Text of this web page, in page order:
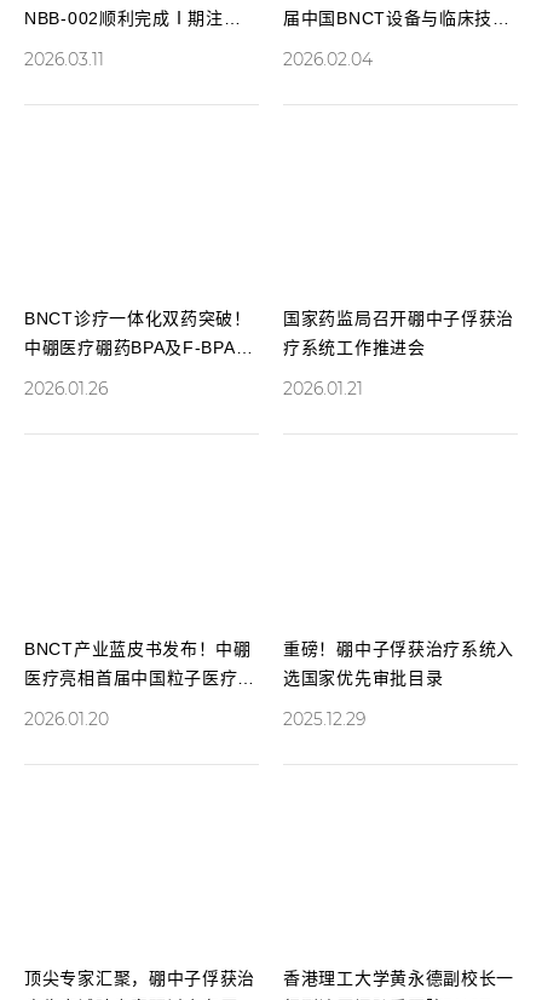
NBB-002顺利完成Ⅰ期注册
2026.03.11
届中国BNCT设备与临床技术
2026.02.04
BNCT诊疗一体化双药突破！
中硼医疗硼药BPA及F-BPA获
国家药监局突破性疗法认定
2026.01.26
国家药监局召开硼中子俘获治
疗系统工作推进会
2026.01.21
BNCT产业蓝皮书发布！中硼
医疗亮相首届中国粒子医疗盛
2026.01.20
重磅！硼中子俘获治疗系统入
选国家优先审批目录
2025.12.29
顶尖专家汇聚，硼中子俘获治
香港理工大学黄永德副校长一